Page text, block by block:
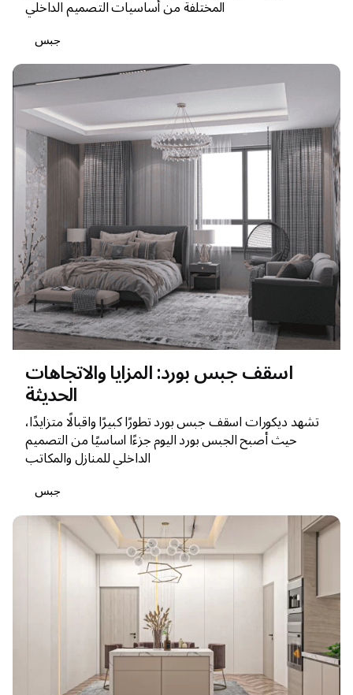
المختلفة من أساسيات التصميم الداخلي
جبس
اسقف جبس بورد: المزايا والاتجاهات
تشهد ديكورات اسقف جبس بورد تطورًا كبيرًا واقبالًا متزايدًا،
حيث أصبح الجبس بورد اليوم جزءًا اساسيًا من التصميم
الداخلي للمنازل والمكاتب
جبس